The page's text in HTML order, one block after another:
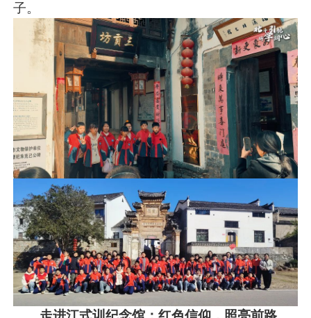
子。